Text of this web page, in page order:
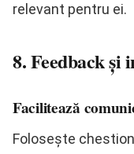
relevant pentru ei.
8. Feedback
Facilitează
Folosește